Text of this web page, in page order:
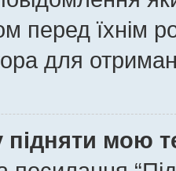
перед їхнім
для
підняти мою